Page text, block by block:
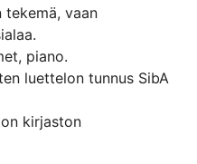
tekemä, vaan
piano.
luettelon tunnus SibA
kirjaston